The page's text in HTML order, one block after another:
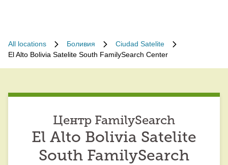
All locations Боливия
Ciudad Satelite
El Alto Bolivia Satelite South FamilySearch Center
Центр FamilySearch
El Alto Bolivia Satelite
South FamilySearch